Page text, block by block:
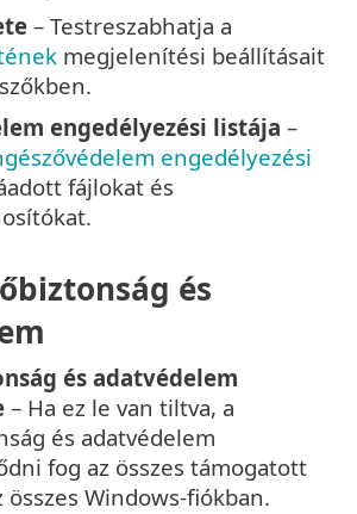
– Testreszabhatja a
megjelenítési beállításait
engedélyezési listája –
engedélyezési
fájlokat és
és
és adatvédelem
– Ha ez le van tiltva, a
és adatvédelem
fog az összes támogatott
összes Windows-fiókban.